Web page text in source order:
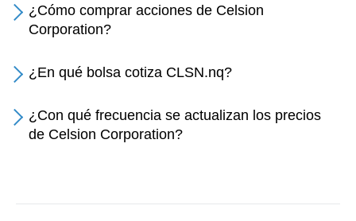
¿Cómo comprar acciones de Celsion
Corporation?
¿En qué bolsa cotiza CLSN.nq?
¿Con qué frecuencia se actualizan los precios
de Celsion Corporation?